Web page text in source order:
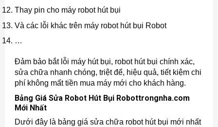
Thay pin cho máy robot hút bụi
Và các lỗi khác trên máy robot hút bụi Robot
…
Đảm bảo bắt lỗi máy hút bụi, robot hút bụi chính xác,
sửa chữa nhanh chóng, triệt để, hiệu quả, tiết kiệm chi
phí không mất tiền mua máy mới cho khách hàng.
Bảng Giá Sửa Robot Hút Bụi Robottrongnha.com
Mới Nhất
Dưới đây là bảng giá sửa chữa robot hút bụi mới nhất